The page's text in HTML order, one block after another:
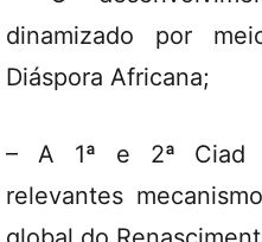
dinamizado por
Diáspora Africana;
– A 1ª e 2ª Ciad
relevantes